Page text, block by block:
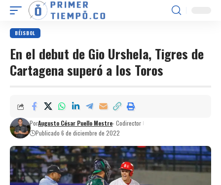
BÉISBOL
En el debut de Gio Urshela, Tigres de
Cartagena superó a los Toros
PorAugusto César Puello Mestre- Codirector
Publicado 6 de diciembre de 2022